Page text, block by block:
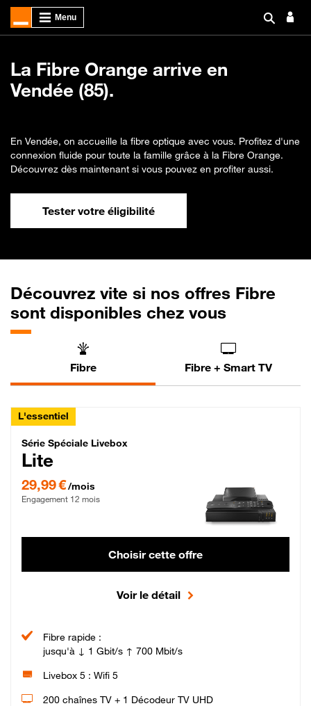
La Fibre Orange arrive en
Vendée (85).
En Vendée, on accueille la fibre optique avec vous. Profitez d'une
connexion fluide pour toute la famille grâce à la Fibre Orange.
Découvrez dès maintenant si vous pouvez en profiter aussi.
Tester votre éligibilité
Découvrez vite si nos offres Fibre
sont disponibles chez vous
Fibre Fibre + Smart TV
L'essentiel
Série Spéciale Livebox Lite Fibre
Série Spéciale Livebox
Lite
29,99 €/mois
Engagement 12 mois
Choisir cette offre
Voir le détail
Fibre rapide :
jusqu'à ↓ 1 Gbit/s ↑ 700 Mbit/s
Livebox 5 : Wifi 5
200 chaînes TV + 1 Décodeur TV UHD